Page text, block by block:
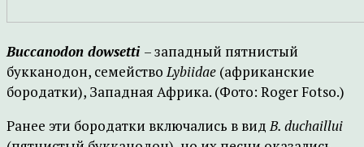
Buccanodon dowsetti – западный пятнистый
букканодон, семействоLybiidae (африканские
бородатки), Западная Африка. (Фото: Roger Fotso.)
Ранее эти бородатки включались в видB. duchaillui